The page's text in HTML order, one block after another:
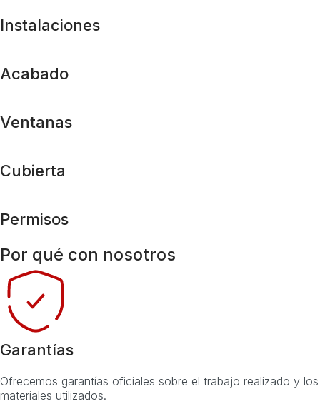
Instalaciones
Acabado
Ventanas
Cubierta
Permisos
Por qué con nosotros
Garantías
Ofrecemos garantías oficiales sobre el trabajo realizado y los
materiales utilizados.